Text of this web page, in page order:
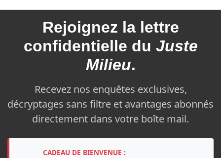
Rejoignez la lettre
confidentielle du Juste
Milieu.
Recevez nos enquêtes exclusives,
décryptages sans filtre et avantages abonnés
directement dans votre boîte mail.
CADEAU DE BIENVENUE :